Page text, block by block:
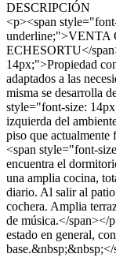
DESCRIPCIÓN
<p><span
underline;">VENTA
ECHESORTU</
14px;">Propiedad
adaptados a las
misma se desarrolla
style="font-size:
izquierda del
piso que
<span style="font-
encuentra el
una amplia cocina,
diario. Al salir al patio
cochera. Amplia
de música.</
estado en general,